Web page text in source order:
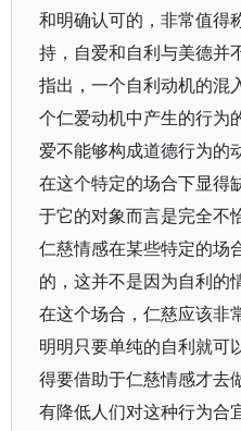
和明确认可的，非常值得
持，自爱和自利与美德并
指出，一个自利动机的混
个仁爱动机中产生的行为
爱不能够构成道德行为的
在这个特定的场合下显得
于它的对象而言是完全不
仁慈情感在某些特定的场
的，这并不是因为自利的
在这个场合，仁慈应该非
明明只要单纯的自利就可
得要借助于仁慈情感才去
有降低人们对这种行为合